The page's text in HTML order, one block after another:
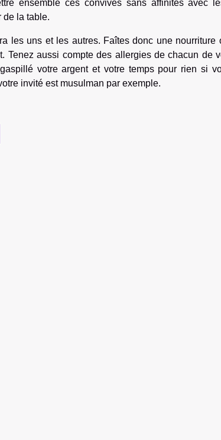
ensemble ces convives sans affinités avec
de la table.
les uns et les autres. Faîtes donc une nourriture
Tenez aussi compte des allergies de chacun de
votre argent et votre temps pour rien si
invité est musulman par exemple.